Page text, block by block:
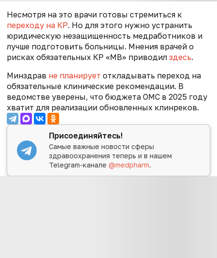
Несмотря на это врачи готовы стремиться к
переходу на КР. Но для этого нужно устранить
юридическую незащищенность медработников и
лучше подготовить больницы. Мнения врачей о
рисках обязательных КР «МВ» приводил здесь.
Минздрав не планирует откладывать переход на
обязательные клинические рекомендации. В
ведомстве уверены, что бюджета ОМС в 2025 году
хватит для реализации обновленных клинреков.
Присоединяйтесь!
Самые важные новости сферы
здравоохранения теперь и в нашем
Telegram-канале@medpharm.